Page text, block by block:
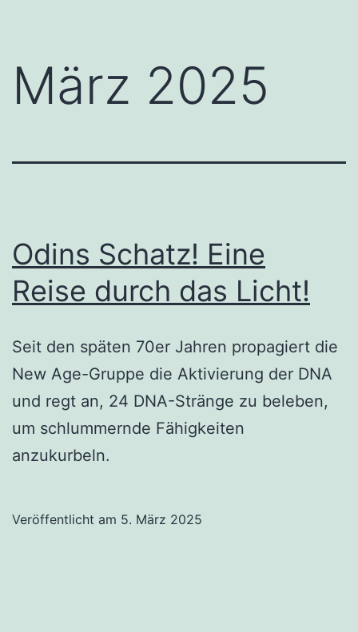
März 2025
Odins Schatz! Eine
Reise durch das Licht!
Seit den späten 70er Jahren propagiert die
New Age-Gruppe die Aktivierung der DNA
und regt an, 24 DNA-Stränge zu beleben,
um schlummernde Fähigkeiten
anzukurbeln.
Veröffentlicht am 5. März 2025